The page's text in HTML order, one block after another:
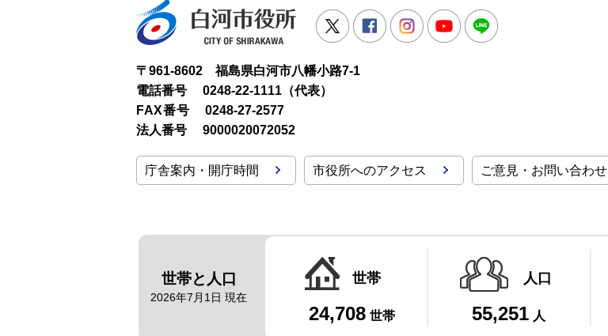
白河市役所
Twitter FacebookInstagramYoutube
〒961-8602 福島県白河市八幡小路7-1
電話番号
0248-22-1111（代表）
FAX番号
0248-27-2577
法人番号
9000020072052
庁舎案内・開庁時間 市役所へのアクセス ご意見・お問い合わせ
世帯と人口
2026年7月1日 現在
世帯
24,708 世帯
人口
55,251 人